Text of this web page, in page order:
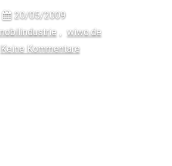
20/05/2009
, wiwo.de
Keine Kommentare